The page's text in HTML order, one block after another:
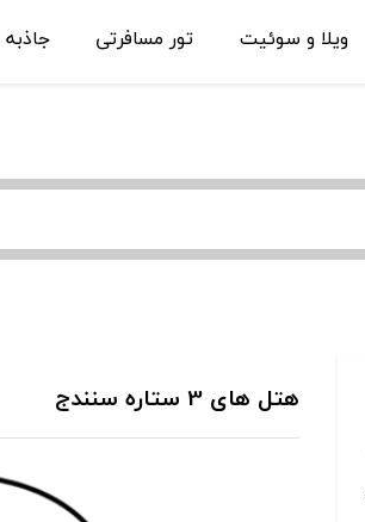
ویلا و سوئیت تور مسافرتی جاذبه
هتل های 3 ستاره سنندج